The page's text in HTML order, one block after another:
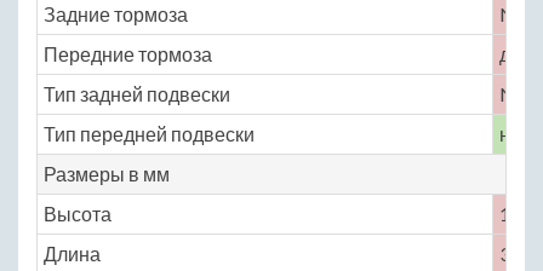
Задние тормоза
No
Передние тормоза
Тип задней подвески
No
Тип передней подвески
Размеры в мм
Высота
1153
Длина
3888